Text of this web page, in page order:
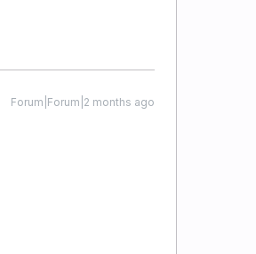
Forum|Forum|2 months ago